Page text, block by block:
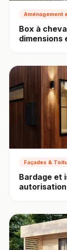
Aménagement
Box à
dimensions
Façades &
Bardage et